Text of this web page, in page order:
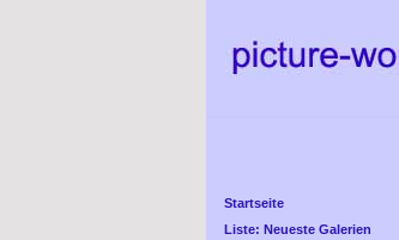
Startseite
Liste: Neueste Galerien